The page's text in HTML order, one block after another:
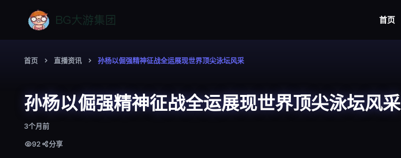
首页
首页 直播资讯 孙杨以倔强精神征战全运展现世界顶尖泳坛风采
孙杨以倔强精神征战全运展现世界顶尖泳坛风采
3个月前
92 分享